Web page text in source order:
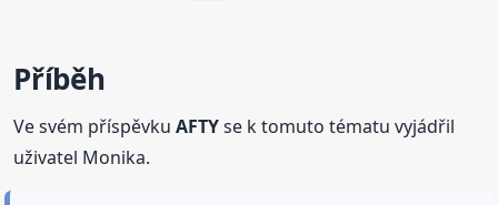
Příběh
Ve svém příspěvkuAFTYse k tomuto tématu vyjádřil
uživatel Monika.